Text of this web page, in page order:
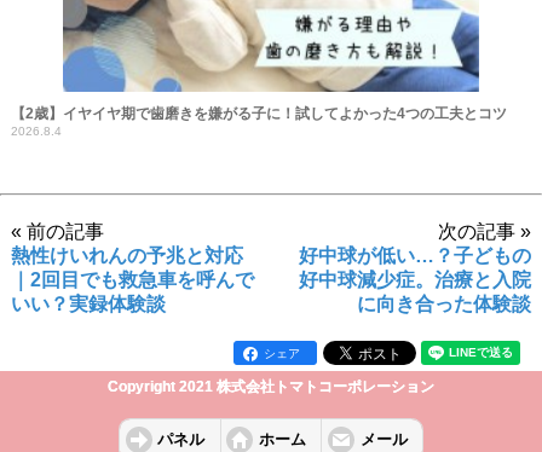
【2歳】イヤイヤ期で歯磨きを嫌がる子に！試してよかった4つの工夫とコツ
2026.8.4
« 前の記事
熱性けいれんの予兆と対応
｜2回目でも救急車を呼んで
いい？実録体験談
次の記事 »
好中球が低い…？子どもの
好中球減少症。治療と入院
に向き合った体験談
シェア
Copyright 2021 株式会社トマトコーポレーション
パネル ホーム メール